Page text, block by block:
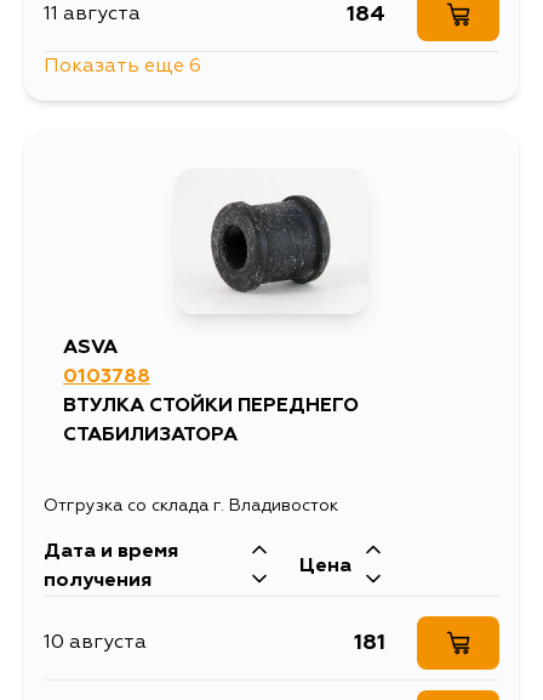
11 августа 184
4 сентября
Показать еще 6
ASVA
0103788
ВТУЛКА СТОЙКИ ПЕРЕДНЕГО
СТАБИЛИЗАТОРА
Отгрузка со склада г. Владивосток
Дата и время
получения
Цена
10 августа 181